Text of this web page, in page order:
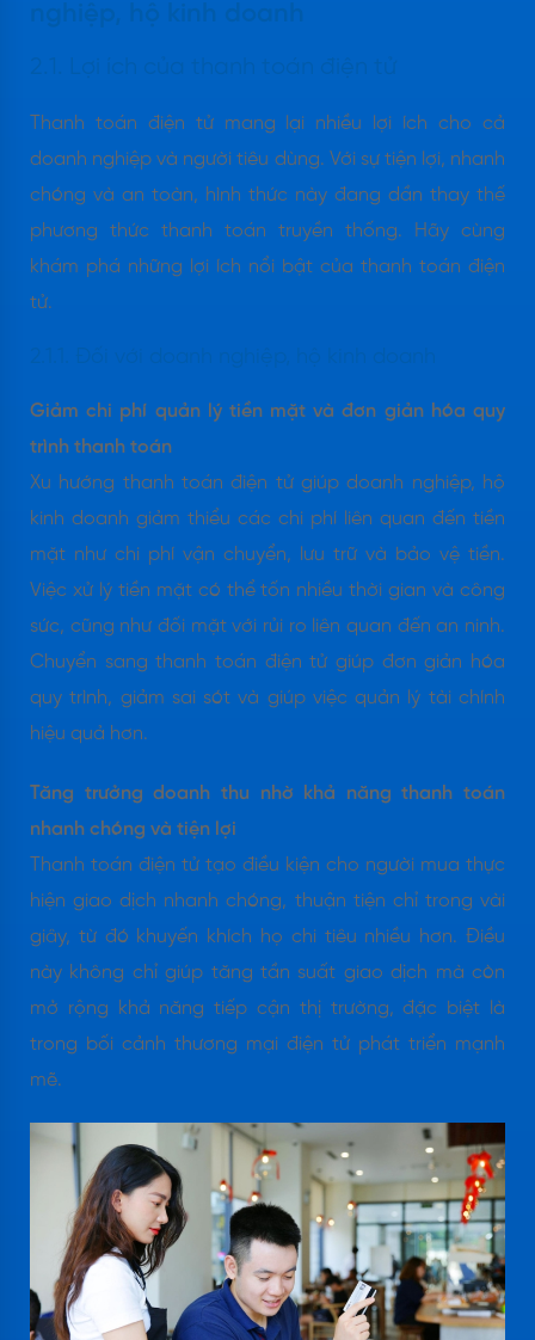
Thanh toán điện tử mang lại nhiều lợi ích cho cả
doanh nghiệp và người tiêu dùng. Với sự tiện lợi, nhanh
chóng và an toàn, hình thức này đang dần thay thế
phương thức thanh toán truyền thống. Hãy cùng
khám phá những lợi ích nổi bật của thanh toán điện
tử.
Giảm chi phí quản lý tiền mặt và đơn giản hóa quy
trình thanh toán
Xu hướng thanh toán điện tử giúp doanh nghiệp, hộ
kinh doanh giảm thiểu các chi phí liên quan đến tiền
mặt như chi phí vận chuyển, lưu trữ và bảo vệ tiền.
Việc xử lý tiền mặt có thể tốn nhiều thời gian và công
sức, cũng như đối mặt với rủi ro liên quan đến an ninh.
Chuyển sang thanh toán điện tử giúp đơn giản hóa
quy trình, giảm sai sót và giúp việc quản lý tài chính
hiệu quả hơn.
Tăng trưởng doanh thu nhờ khả năng thanh toán
nhanh chóng và tiện lợi
Thanh toán điện tử tạo điều kiện cho người mua thực
hiện giao dịch nhanh chóng, thuận tiện chỉ trong vài
giây, từ đó khuyến khích họ chi tiêu nhiều hơn. Điều
này không chỉ giúp tăng tần suất giao dịch mà còn
mở rộng khả năng tiếp cận thị trường, đặc biệt là
trong bối cảnh thương mại điện tử phát triển mạnh
mẽ.